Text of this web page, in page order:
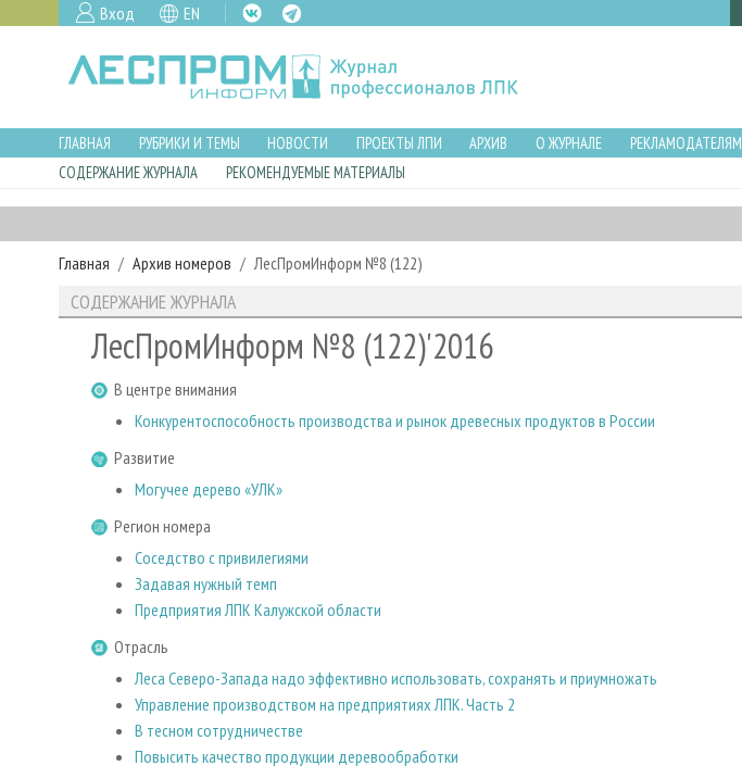
Вход EN
ГЛАВНАЯ РУБРИКИ И ТЕМЫ НОВОСТИ ПРОЕКТЫ ЛПИ АРХИВ О ЖУРНАЛЕ
РЕКЛАМОДАТЕЛЯМ
СОДЕРЖАНИЕ ЖУРНАЛА
РЕКОМЕНДУЕМЫЕ МАТЕРИАЛЫ
Главная Архив номеров ЛесПромИнформ №8 (122)
СОДЕРЖАНИЕ ЖУРНАЛА
ЛесПромИнформ №8 (122)'2016
В центре внимания
Конкурентоспособность производства и рынок древесных продуктов в России
Развитие
Могучее дерево «УЛК»
Регион номера
Соседство с привилегиями
Задавая нужный темп
Предприятия ЛПК Калужской области
Отрасль
Леса Северо-Запада надо эффективно использовать, сохранять и приумножать
Управление производством на предприятиях ЛПК. Часть 2
В тесном cотрудничестве
Повысить качество продукции деревообработки